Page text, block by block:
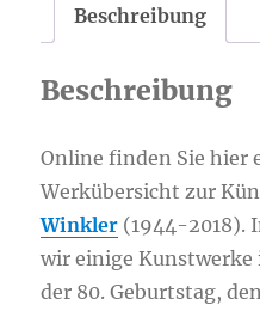
Beschreibung
Beschreibung
Online finden Sie hier
Werkübersicht zur
Winkler (1944-2018).
wir einige Kunstwerke
der 80. Geburtstag,